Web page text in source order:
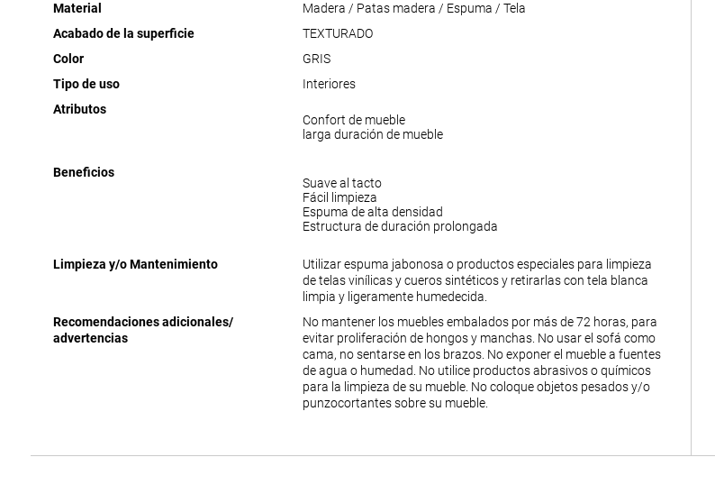
Material
Madera / Patas madera / Espuma / Tela
Acabado de la superficie
TEXTURADO
Color
GRIS
Tipo de uso
Interiores
Atributos
Confort de mueble
larga duración de mueble
Beneficios
Suave al tacto
Fácil limpieza
Espuma de alta densidad
Estructura de duración prolongada
Limpieza y/o Mantenimiento
Utilizar espuma jabonosa o productos especiales para limpieza
de telas vinílicas y cueros sintéticos y retirarlas con tela blanca
limpia y ligeramente humedecida.
Recomendaciones adicionales/
advertencias
No mantener los muebles embalados por más de 72 horas, para
evitar proliferación de hongos y manchas. No usar el sofá como
cama, no sentarse en los brazos. No exponer el mueble a fuentes
de agua o humedad. No utilice productos abrasivos o químicos
para la limpieza de su mueble. No coloque objetos pesados y/o
punzocortantes sobre su mueble.